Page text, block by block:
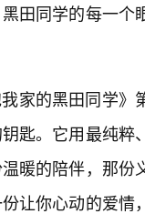
田同学的每一
家的黑田同学
匙。它用最纯
暖的陪伴，那
让你心动的爱